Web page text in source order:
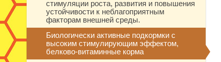
стимуляции роста, развития и повышения
устойчивости к неблагоприятным
факторам внешней среды.
Биологически активные подкормки с
высоким стимулирующим эффектом,
белково-витаминные корма